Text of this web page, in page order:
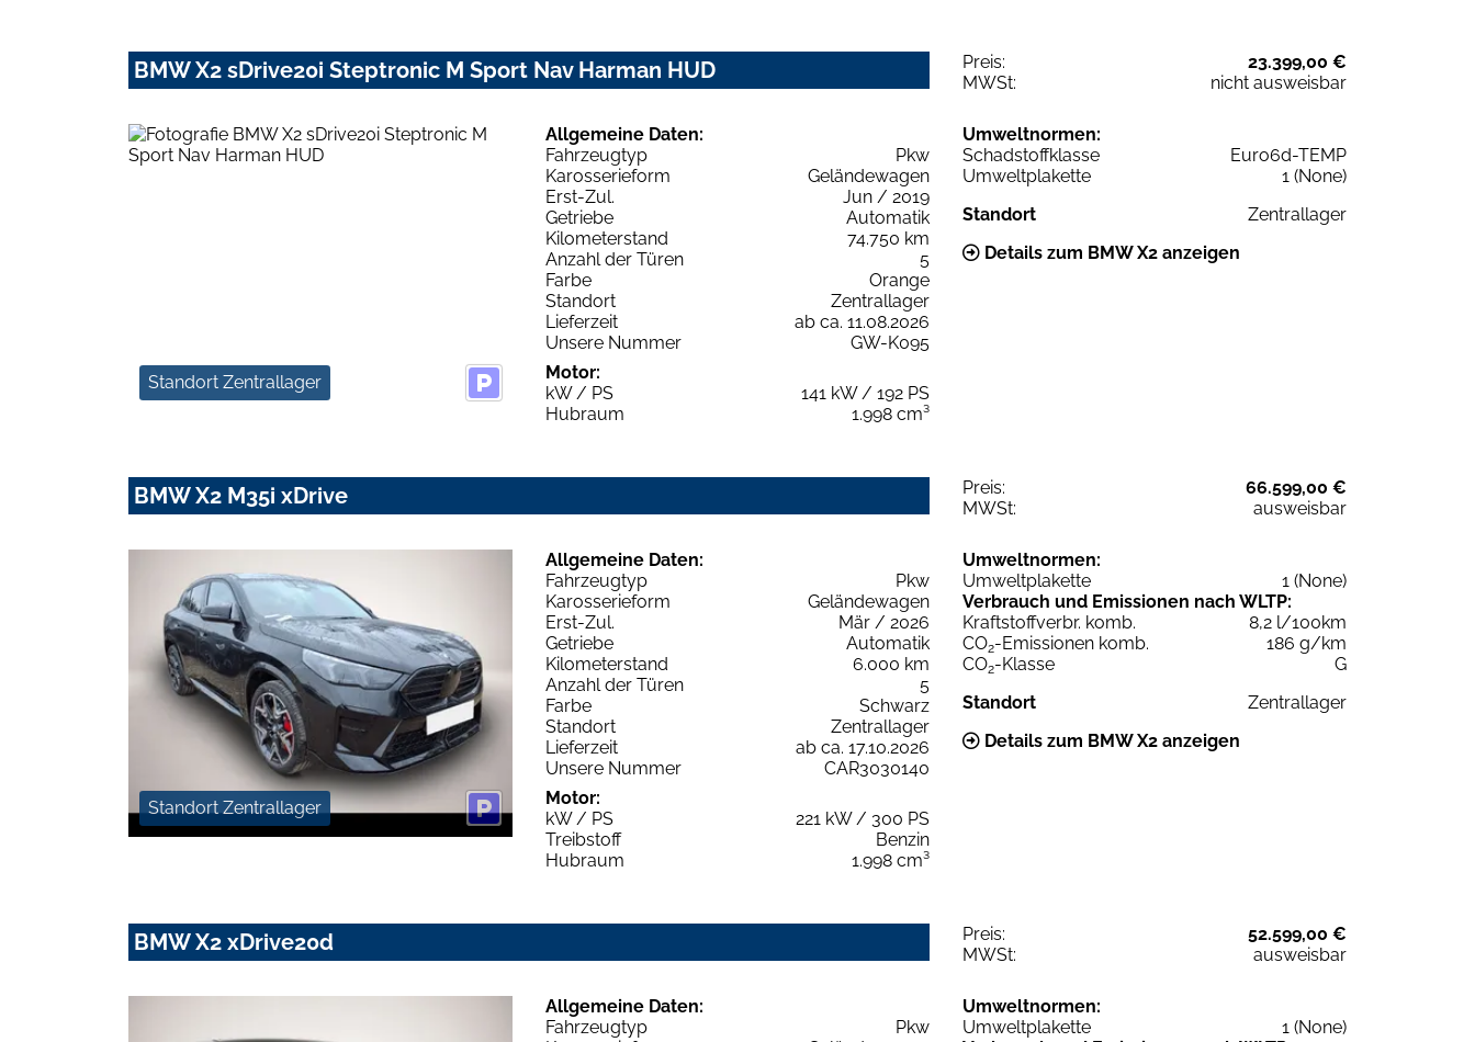
BMW X2 sDrive20i Steptronic M Sport Nav Harman HUD Preis:
23.399,00 €
MWSt:
nicht ausweisbar
Standort Zentrallager
Allgemeine Daten:
Fahrzeugtyp
Pkw
Karosserieform
Geländewagen
Erst-Zul.
Jun / 2019
Getriebe
Automatik
Kilometerstand
74.750 km
Anzahl der Türen
5
Farbe
Orange
Standort
Zentrallager
Lieferzeit
ab ca. 11.08.2026
Unsere Nummer
GW-K095
Motor:
kW / PS
141 kW / 192 PS
Hubraum
1.998 cm³
Umweltnormen:
Schadstoffklasse
Euro6d-TEMP
Umweltplakette
1 (None)
Standort
Zentrallager
Details zum BMW X2 anzeigen
BMW X2 M35i xDrive Preis:
66.599,00 €
MWSt:
ausweisbar
Standort Zentrallager
Allgemeine Daten:
Fahrzeugtyp
Pkw
Karosserieform
Geländewagen
Erst-Zul.
Mär / 2026
Getriebe
Automatik
Kilometerstand
6.000 km
Anzahl der Türen
5
Farbe
Schwarz
Standort
Zentrallager
Lieferzeit
ab ca. 17.10.2026
Unsere Nummer
CAR3030140
Motor:
kW / PS
221 kW / 300 PS
Treibstoff
Benzin
Hubraum
1.998 cm³
Umweltnormen:
Umweltplakette
1 (None)
Verbrauch und Emissionen nach WLTP:
Kraftstoffverbr. komb.
8,2 l/100km
CO2-Emissionen komb.
186 g/km
CO2-Klasse
G
Standort
Zentrallager
Details zum BMW X2 anzeigen
BMW X2 xDrive20d Preis:
52.599,00 €
MWSt:
ausweisbar
Allgemeine Daten:
Fahrzeugtyp
Pkw
Umweltnormen:
Umweltplakette
1 (None)